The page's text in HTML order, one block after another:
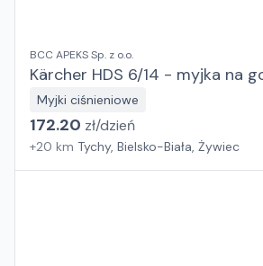
BCC APEKS Sp. z o.o.
Kärcher HDS 6/14 - myjka na
Myjki ciśnieniowe
172.20 zł/dzień
+20 km Tychy, Bielsko-Biała, Żywiec